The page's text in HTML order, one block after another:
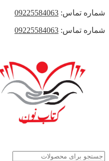
شماره تماس: 09225584063
شماره تماس: 09225584063